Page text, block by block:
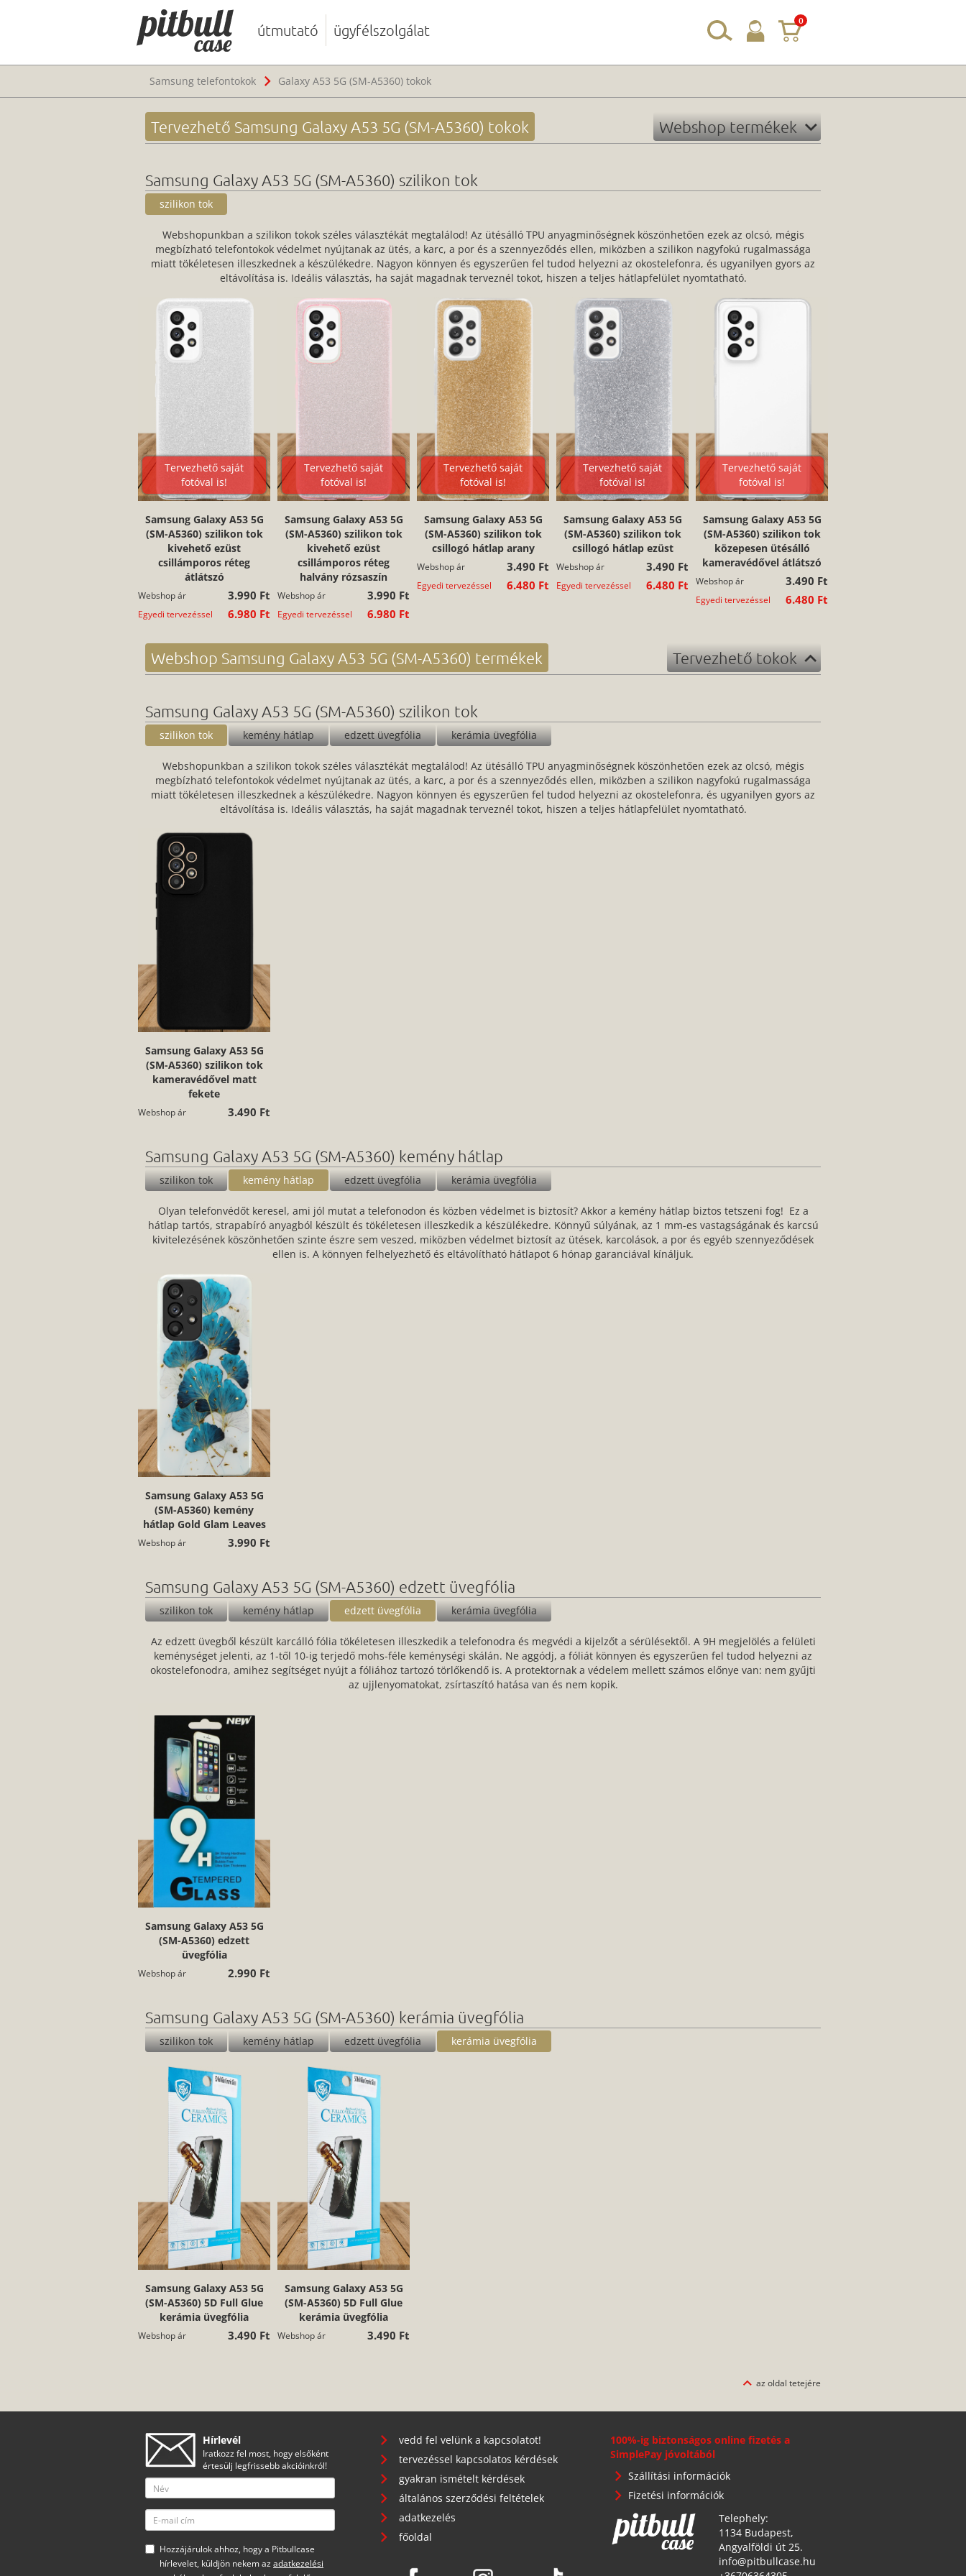
0
útmutató ügyfélszolgálat
Samsung telefontokok Galaxy A53 5G (SM-A5360) tokok
Tervezhető Samsung Galaxy A53 5G (SM-A5360) tokok Webshop termékek
Samsung Galaxy A53 5G (SM-A5360) szilikon tok
szilikon tok
Webshopunkban a szilikon tokok széles választékát megtalálod! Az ütésálló TPU anyagminőségnek köszönhetően ezek az olcsó, mégis
megbízható telefontokok védelmet nyújtanak az ütés, a karc, a por és a szennyeződés ellen, miközben a szilikon nagyfokú rugalmassága
miatt tökéletesen illeszkednek a készülékedre. Nagyon könnyen és egyszerűen fel tudod helyezni az okostelefonra, és ugyanilyen gyors az
eltávolítása is. Ideális választás, ha saját magadnak terveznél tokot, hiszen a teljes hátlapfelület nyomtatható.
Tervezhető saját
fotóval is!
Samsung Galaxy A53 5G
(SM-A5360) szilikon tok
kivehető ezüst
csillámporos réteg
átlátszó
Webshop ár 3.990 Ft
Egyedi tervezéssel 6.980 Ft
Tervezhető saját
fotóval is!
Samsung Galaxy A53 5G
(SM-A5360) szilikon tok
kivehető ezüst
csillámporos réteg
halvány rózsaszín
Webshop ár 3.990 Ft
Egyedi tervezéssel 6.980 Ft
Tervezhető saját
fotóval is!
Samsung Galaxy A53 5G
(SM-A5360) szilikon tok
csillogó hátlap arany
Webshop ár 3.490 Ft
Egyedi tervezéssel 6.480 Ft
Tervezhető saját
fotóval is!
Samsung Galaxy A53 5G
(SM-A5360) szilikon tok
csillogó hátlap ezüst
Webshop ár 3.490 Ft
Egyedi tervezéssel 6.480 Ft
Tervezhető saját
fotóval is!
Samsung Galaxy A53 5G
(SM-A5360) szilikon tok
közepesen ütésálló
kameravédővel átlátszó
Webshop ár 3.490 Ft
Egyedi tervezéssel 6.480 Ft
Webshop Samsung Galaxy A53 5G (SM-A5360) termékek Tervezhető tokok
Samsung Galaxy A53 5G (SM-A5360) szilikon tok
szilikon tok kemény hátlap edzett üvegfólia kerámia üvegfólia
Webshopunkban a szilikon tokok széles választékát megtalálod! Az ütésálló TPU anyagminőségnek köszönhetően ezek az olcsó, mégis
megbízható telefontokok védelmet nyújtanak az ütés, a karc, a por és a szennyeződés ellen, miközben a szilikon nagyfokú rugalmassága
miatt tökéletesen illeszkednek a készülékedre. Nagyon könnyen és egyszerűen fel tudod helyezni az okostelefonra, és ugyanilyen gyors az
eltávolítása is. Ideális választás, ha saját magadnak terveznél tokot, hiszen a teljes hátlapfelület nyomtatható.
Samsung Galaxy A53 5G
(SM-A5360) szilikon tok
kameravédővel matt
fekete
Webshop ár 3.490 Ft
Samsung Galaxy A53 5G (SM-A5360) kemény hátlap
szilikon tok kemény hátlap edzett üvegfólia kerámia üvegfólia
Olyan telefonvédőt keresel, ami jól mutat a telefonodon és közben védelmet is biztosít? Akkor a kemény hátlap biztos tetszeni fog! Ez a
hátlap tartós, strapabíró anyagból készült és tökéletesen illeszkedik a készülékedre. Könnyű súlyának, az 1 mm-es vastagságának és karcsú
kivitelezésének köszönhetően szinte észre sem veszed, miközben védelmet biztosít az ütések, karcolások, a por és egyéb szennyeződések
ellen is. A könnyen felhelyezhető és eltávolítható hátlapot 6 hónap garanciával kínáljuk.
Samsung Galaxy A53 5G
(SM-A5360) kemény
hátlap Gold Glam Leaves
Webshop ár 3.990 Ft
Samsung Galaxy A53 5G (SM-A5360) edzett üvegfólia
szilikon tok kemény hátlap edzett üvegfólia kerámia üvegfólia
Az edzett üvegből készült karcálló fólia tökéletesen illeszkedik a telefonodra és megvédi a kijelzőt a sérülésektől. A 9H megjelölés a felületi
keménységet jelenti, az 1-től 10-ig terjedő mohs-féle keménységi skálán. Ne aggódj, a fóliát könnyen és egyszerűen fel tudod helyezni az
okostelefonodra, amihez segítséget nyújt a fóliához tartozó törlőkendő is. A protektornak a védelem mellett számos előnye van: nem gyűjti
az ujjlenyomatokat, zsírtaszító hatása van és nem kopik.
Samsung Galaxy A53 5G
(SM-A5360) edzett
üvegfólia
Webshop ár 2.990 Ft
Samsung Galaxy A53 5G (SM-A5360) kerámia üvegfólia
szilikon tok kemény hátlap edzett üvegfólia kerámia üvegfólia
Samsung Galaxy A53 5G
(SM-A5360) 5D Full Glue
kerámia üvegfólia
Webshop ár 3.490 Ft
Samsung Galaxy A53 5G
(SM-A5360) 5D Full Glue
kerámia üvegfólia
Webshop ár 3.490 Ft
az oldal tetejére
Hírlevél
Iratkozz fel most, hogy elsőként
értesülj legfrissebb akcióinkról!
Hozzájárulok ahhoz, hogy a Pitbullcase
hírlevelet, küldjön nekem azadatkezelési
vedd fel velünk a kapcsolatot!
tervezéssel kapcsolatos kérdések
gyakran ismételt kérdések
általános szerződési feltételek
adatkezelés
főoldal
100%-ig biztonságos online fizetés a
SimplePay jóvoltából
Szállítási információk
Fizetési információk
Telephely:
1134 Budapest,
Angyalföldi út 25.
info@pitbullcase.hu